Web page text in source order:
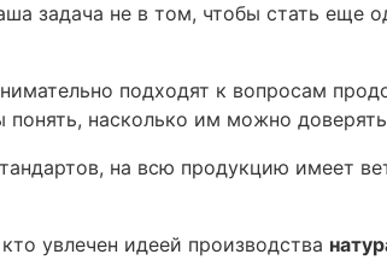
задача не в том, чтобы стать еще
подходят к вопросам
насколько им можно
на всю продукцию имеет
увлечен идеей производства